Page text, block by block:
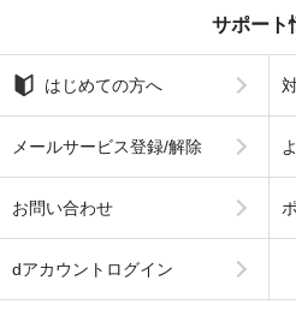
サポート
はじめての方へ
メールサービス登録/解除
お問い合わせ
dアカウントログイン